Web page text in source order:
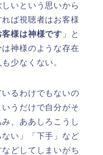
いという思いから
ば視聴者はお客様
客様は神様です 」と
神様のような存在
少なくない。
るわけでもないの
うだけで自分がそ
、ああしろこうし
い」「下手」など
どしてしまいがち